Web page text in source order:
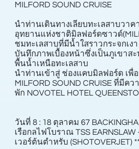
MILFORD SOUND CRUISE
นําท่านเดินทางเลียบทะเลสาบวา
อุทยานแห่งชาติมิลฟอร์ดซาวด์
ชมทะเลสาบที่มีนํ้าใสราวกระจกเงา
บันทึกภาพเบื้องหน้าซึ่งเป็นภูเขาส
พื้นนํ้าเหนือทะเลสาบ
นําท่านเข้าสู่ ช่องแคบมิลฟอร์ด เพื่
MILFORD SOUND CRUISE ที่มีค
พัก NOVOTEL HOTEL
วันที่ 8 : 18 ตุลาคม 67
เรือกลไฟโบราณ TSS EARNSLAW
เวอร์ต้นตําหรับ (SHOTOVERJET)